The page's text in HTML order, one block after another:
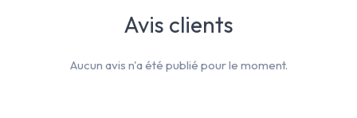
Avis clients
Aucun avis n'a été publié pour le moment.